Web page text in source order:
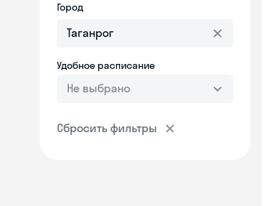
Город
Удобное расписание
Не выбрано
Сбросить фильтры